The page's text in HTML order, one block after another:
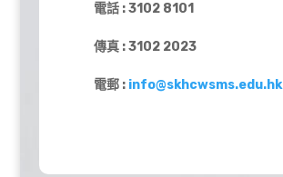
電話 : 3102 8101
傳真 : 3102 2023
電郵 : info@skhcwsms.edu.hk